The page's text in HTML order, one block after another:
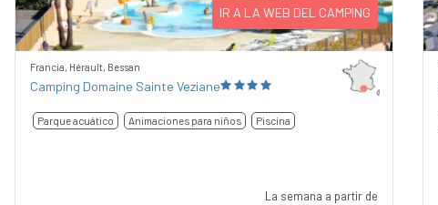
IR A LA WEB DEL CAMPING
Francia, Hérault, Bessan
Camping Domaine Sainte Veziane
Parque acuático Animaciones para niños Piscina
La semana a partir de